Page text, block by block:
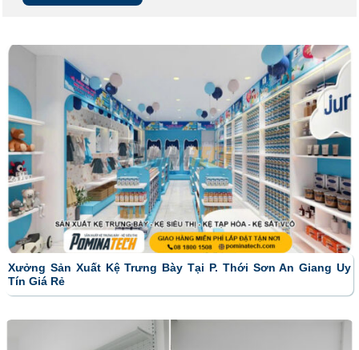
Xưởng Sản Xuất Kệ Trưng Bày Tại P. Thới Sơn An Giang Uy
Tín Giá Rẻ